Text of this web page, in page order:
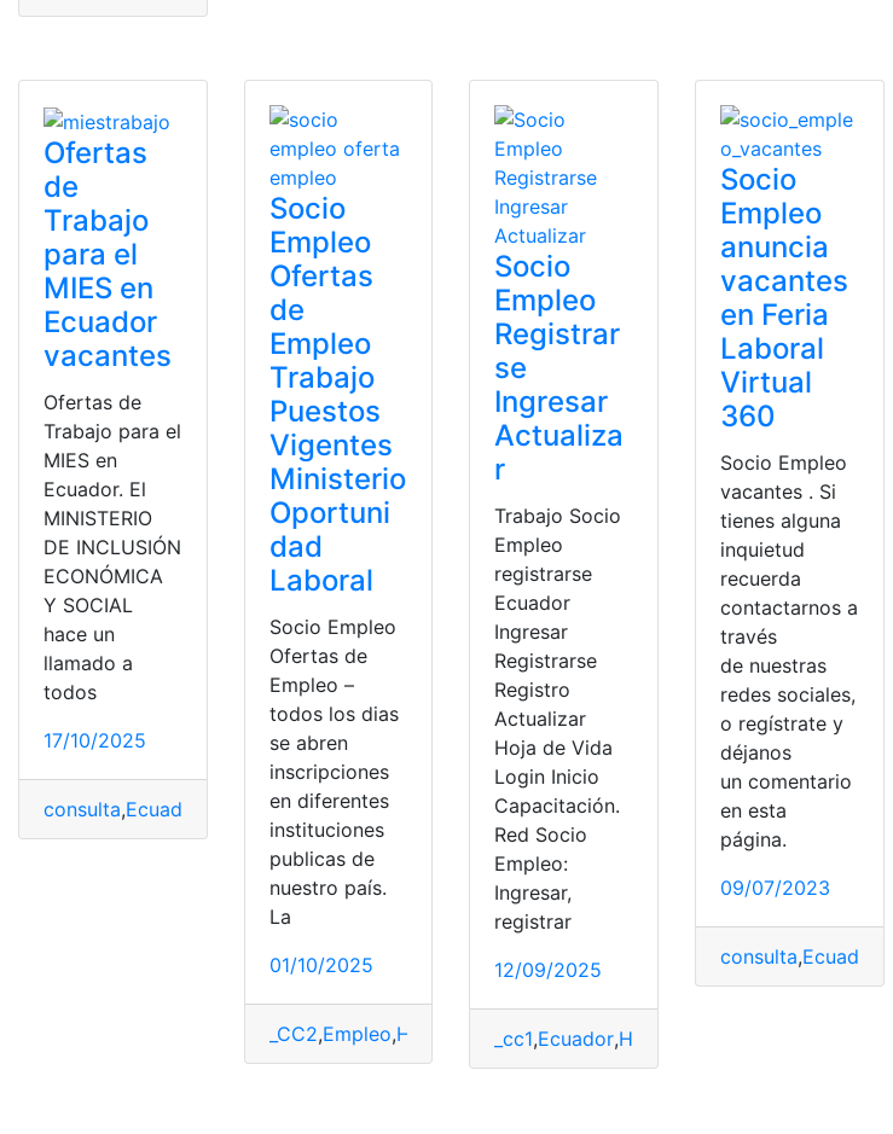
Ofertas
de
Trabajo
para el
MIES en
Ecuador
vacantes
Ofertas de
Trabajo para el
MIES en
Ecuador. El
MINISTERIO
DE INCLUSIÓN
ECONÓMICA
Y SOCIAL
hace un
llamado a
todos
17/10/2025
consulta,Ecuador Socio Empleo,top2 Trabajo
Socio
Empleo
Ofertas
de
Empleo
Trabajo
Puestos
Vigentes
Ministerio
Oportuni
dad
Laboral
Socio Empleo
Ofertas de
Empleo –
todos los dias
se abren
inscripciones
en diferentes
instituciones
publicas de
nuestro país.
La
01/10/2025
_CC2,Empleo,Herramientas Ecuador,ofertas de empleo
Socio
Empleo
Registrar
se
Ingresar
Actualiza
r
Trabajo Socio
Empleo
registrarse
Ecuador
Ingresar
Registrarse
Registro
Actualizar
Hoja de Vida
Login Inicio
Capacitación.
Red Socio
Empleo:
Ingresar,
registrar
12/09/2025
_cc1,Ecuador,Herramientas Ecuador
Socio
Empleo
anuncia
vacantes
en Feria
Laboral
Virtual
360
Socio Empleo
vacantes . Si
tienes alguna
inquietud
recuerda
contactarnos a
través
de nuestras
redes sociales,
o regístrate y
déjanos
un comentario
en esta
página.
09/07/2023
consulta,Ecuador